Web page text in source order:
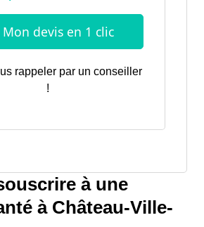
rappeler par un conseiller
!
à une
à Château-Ville-